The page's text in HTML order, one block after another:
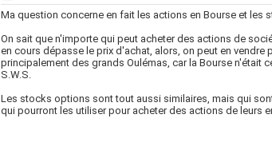
Ma question concerne en fait les actions en Bourse et les
On sait que n'importe qui peut acheter des actions de
en cours dépasse le prix d'achat, alors, on peut en
principalement des grands Oulémas, car la Bourse n'était
S.W.S.
Les stocks options sont tout aussi similaires, mais qui
qui pourront les utiliser pour acheter des actions de leurs